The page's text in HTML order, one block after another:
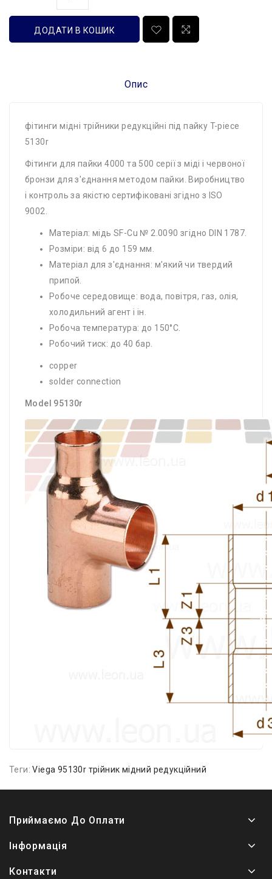
ДОДАТИ В КОШИК
Опис
фітинги мідні трійники редукційні під пайку T-​piece
5130r
Фітинги для пайки 4000 та 500 серії з міді і червоної
бронзи для з'єднання методом пайки. Виробництво
і контроль за якістю сертифіковані згідно з ISO
9002.
Матеріал: мідь SF-Cu № 2.0090 згідно DIN 1787.
Розміри: від 6 до 159 мм.
Матеріал для з'єднання: м'який чи твердий
припой.
Робоче середовище: вода, повітря, газ, олія,
холодильний агент і ін.
Робоча температура: до 150°С.
Робочий тиск: до 40 бар.
copper
solder connection
Model 95130r
Теги:Viega 95130r трійник мідний редукційний
Приймаємо До Оплати
Інформація
Контакти